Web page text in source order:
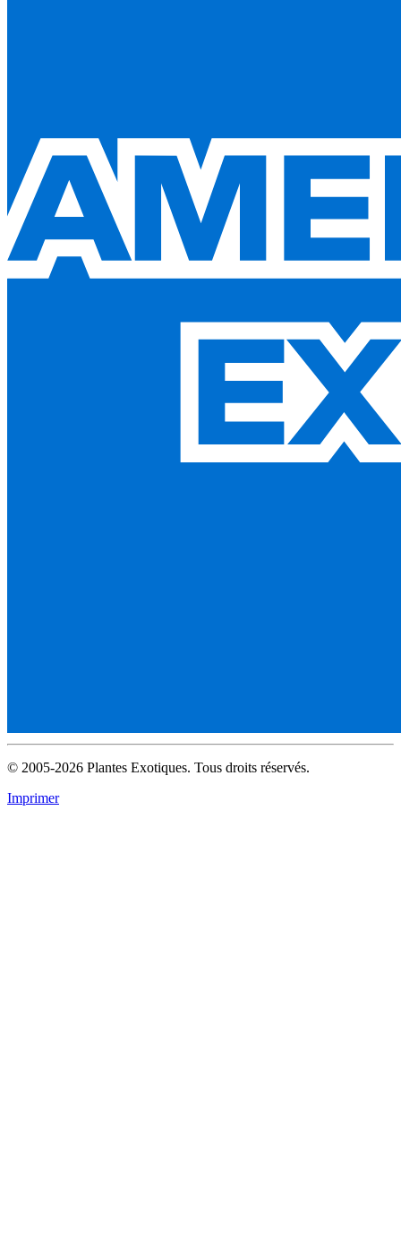
© 2005-2026 Plantes Exotiques. Tous droits réservés.
Imprimer